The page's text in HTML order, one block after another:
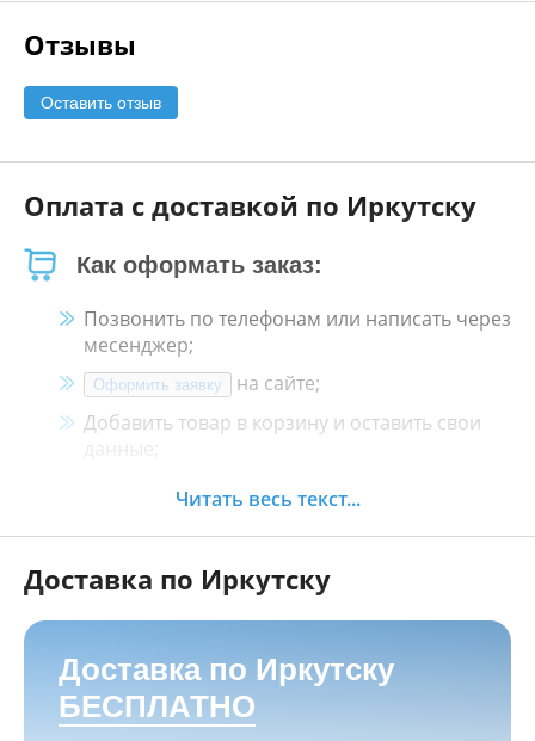
Отзывы
Оставить отзыв
Оплата с доставкой по Иркутску
Как оформать заказ:
Позвонить по телефонам или написать через
месенджер;
Оформить заявку
на сайте;
Добавить товар в корзину и оставить свои
данные;
Менеджер свяжется с Вами в течение 30
Как оплатить:
Наличными, пластиковой картой, кредитной
картой и картой ХАЛВА в кассе нашего
магазина по адресуг. Иркутск, ул. Баррикад
24а, Мотосалон БАРС
Читать весь текст...
Доставка по Иркутску
Доставка по Иркутску
БЕСПЛАТНО